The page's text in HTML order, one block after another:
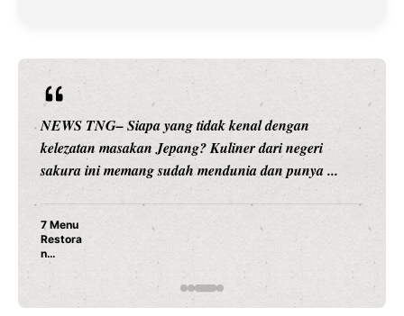
TNG– Siapa yang tidak kenal dengan
masakan Jepang? Kuliner dari negeri
ini memang sudah mendunia dan punya ...